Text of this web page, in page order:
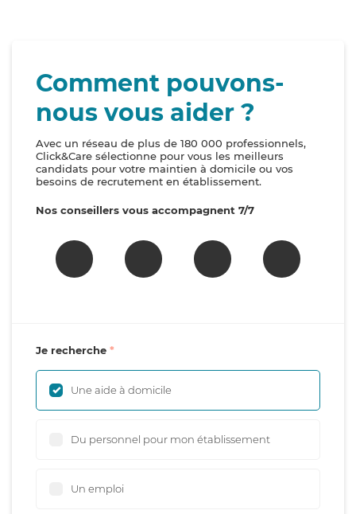
Comment pouvons-
nous vous aider ?
Avec un réseau de plus de 180 000 professionnels,
Click&Care sélectionne pour vous les meilleurs
candidats pour votre maintien à domicile ou vos
besoins de recrutement en établissement.
Nos conseillers vous accompagnent 7/7
Je recherche
Une aide à domicile
Du personnel pour mon établissement
Un emploi